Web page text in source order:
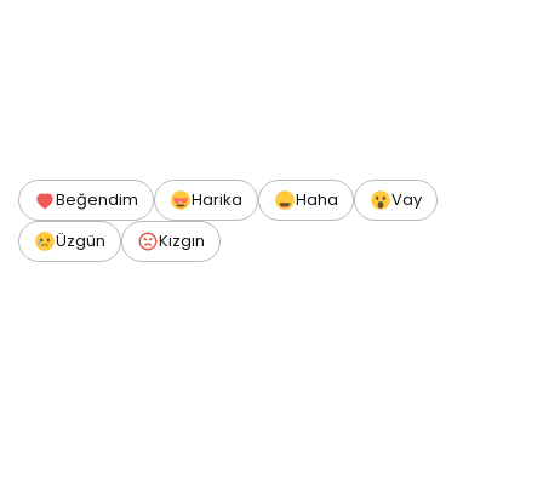
Beğendim Harika Haha
Vay
Üzgün
Kızgın